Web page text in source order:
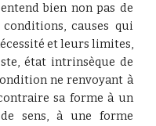
bien non pas de
causes qui
et leurs limites,
état intrinsèque de
ne renvoyant à
sa forme à un
sens, à une forme